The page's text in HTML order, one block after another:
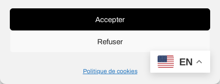
Accepter
Refuser
Politique de cookies
EN